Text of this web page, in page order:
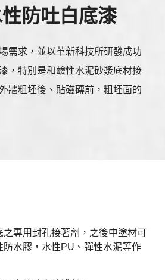
防吐白底漆
需求，並以革新科技所研發成功
，特別是和鹼性水泥砂漿底材接
牆粗坯後、貼磁磚前，粗坯面的
之專用封孔接著劑，之後中塗材可
防水膠，水性PU、彈性水泥等作